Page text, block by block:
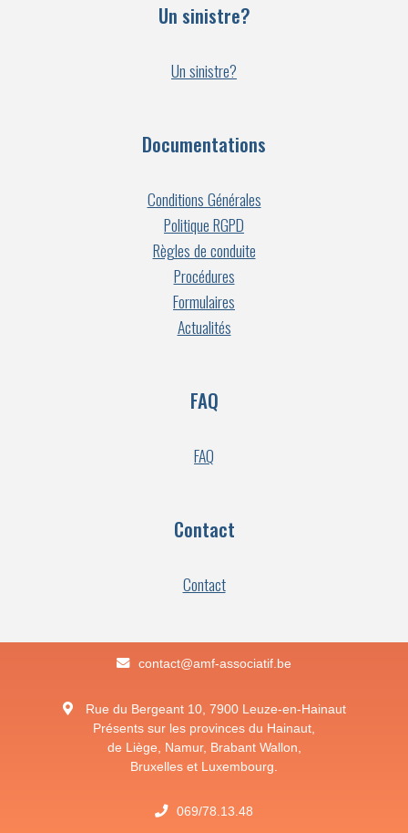
Un sinistre?
Un sinistre?
Documentations
Conditions Générales
Politique RGPD
Règles de conduite
Procédures
Formulaires
Actualités
FAQ
FAQ
Contact
Contact
eb.fitaicossa-fma@tcatnoc
Rue du Bergeant 10, 7900 Leuze-en-Hainaut
Présents sur les provinces du Hainaut,
de Liège, Namur, Brabant Wallon,
Bruxelles et Luxembourg.
069/78.13.48